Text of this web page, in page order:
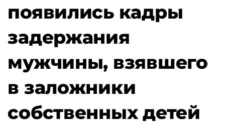
появились кадры
задержания
мужчины, взявшего
в заложники
собственных детей